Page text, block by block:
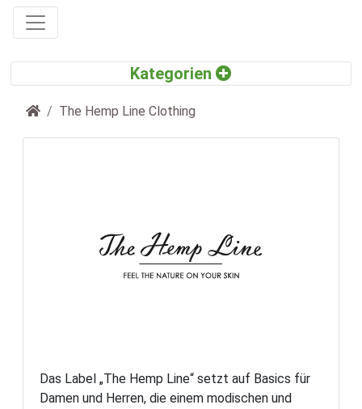
Startseite
The Hemp Line Clothing
Das Label „The Hemp Line“ setzt auf Basics für
Damen und Herren, die einem modischen und